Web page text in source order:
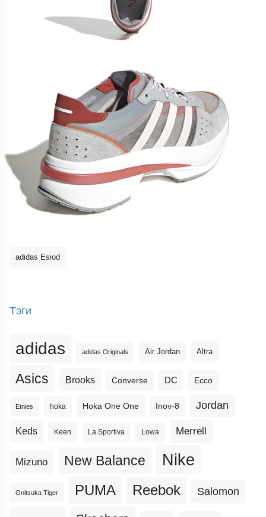
adidas Esiod
Тэги
adidas adidas Originals Air Jordan Altra
Asics Brooks Converse DC Ecco
Etnies hoka Hoka One One Inov-8 Jordan
Keds Keen La Sportiva Lowa Merrell
Mizuno New Balance Nike
Onitsuka Tiger PUMA Reebok Salomon